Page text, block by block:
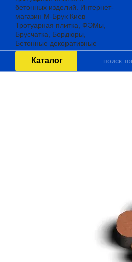
Перейти к основному контенту
Каталог